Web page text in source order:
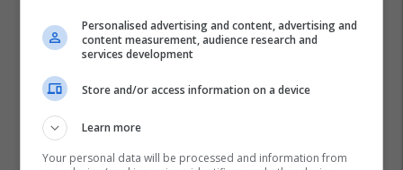
Personalised advertising and content, advertising and
content measurement, audience research and
services development
Store and/or access information on a device
Learn more
Your personal data will be processed and information from